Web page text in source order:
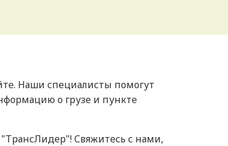
Наши специалисты помогут
о грузе и пункте
Свяжитесь с нами,